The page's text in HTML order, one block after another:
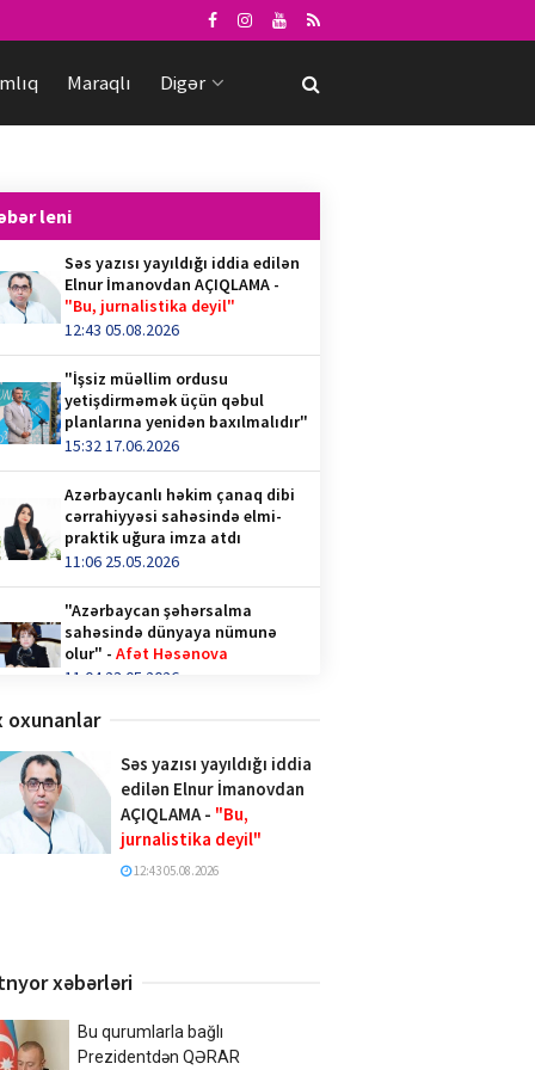
Maraqlı Digər
leni
Səs yazısı yayıldığı iddia edilən
Elnur İmanovdan AÇIQLAMA -
"Bu, jurnalistika deyil"
12:43 05.08.2026
"İşsiz müəllim ordusu
yetişdirməmək üçün qəbul
planlarına yenidən baxılmalıdır"
15:32 17.06.2026
Azərbaycanlı həkim çanaq dibi
cərrahiyyəsi sahəsində elmi-
praktik uğura imza atdı
11:06 25.05.2026
"Azərbaycan şəhərsalma
sahəsində dünyaya nümunə
olur" -Afət Həsənova
11:04 23.05.2026
Qəhvə içənlər diqqət —
hormonlar təhlükədə ola bilər!
video/
14:36 28.04.2026
Türk İnteqrasiya Olimpiadasına
Azərbaycandan 1000-ə yaxın
“Turan bilgəsi” mükafatına
17:02 08.04.2026
oxunanlar
Səs yazısı yayıldığı iddia
edilən Elnur İmanovdan
AÇIQLAMA - "Bu,
jurnalistika deyil"
12:43 05.08.2026
xəbərləri
Bu qurumlarla bağlı
Prezidentdən QƏRAR